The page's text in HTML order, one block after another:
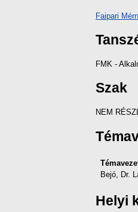
Faipari
FMK -
Szak
NEM
Bejó, Dr.
Helyi